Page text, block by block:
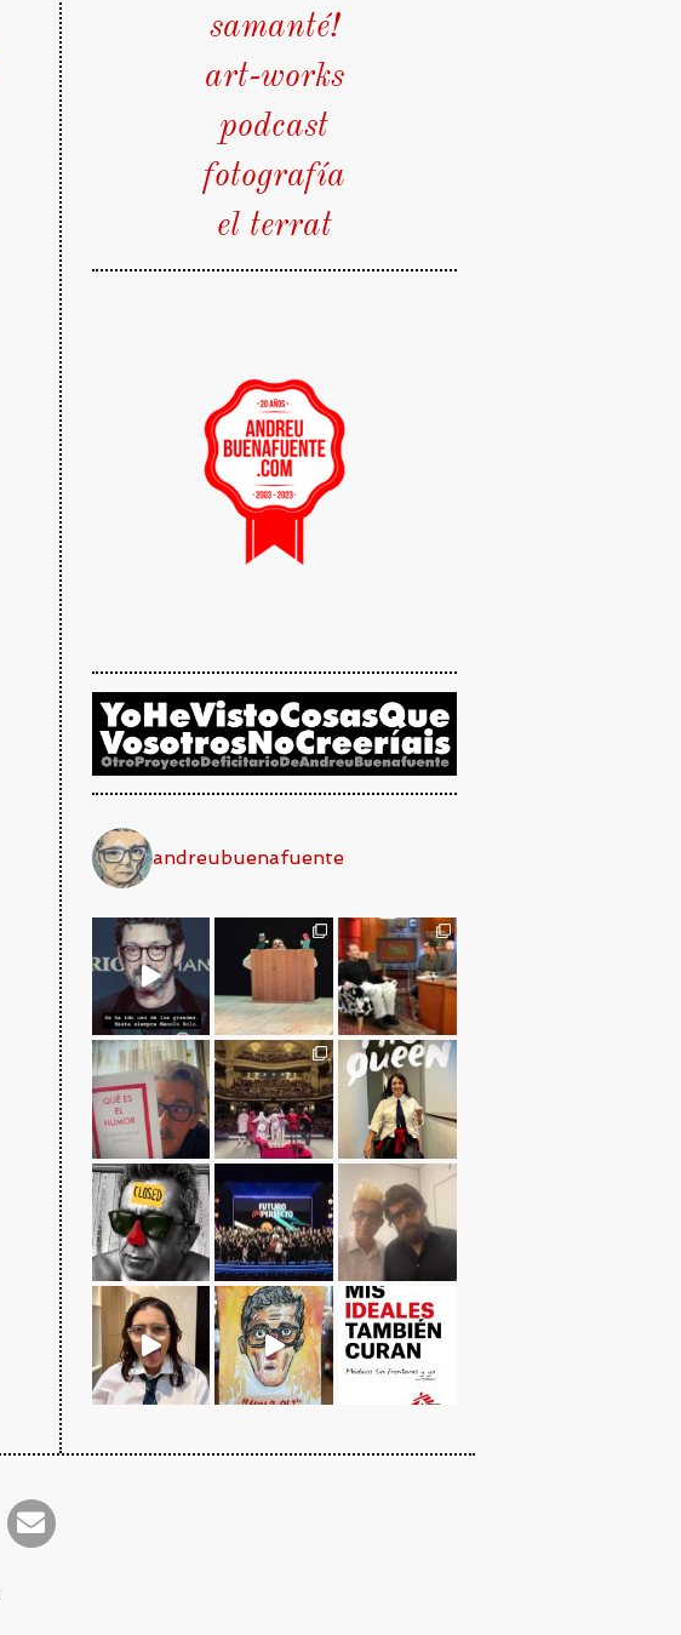
samanté!
art-works
podcast
fotografía
el terrat
andreubuenafuente